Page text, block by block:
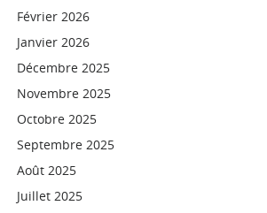
Février 2026
Janvier 2026
Décembre 2025
Novembre 2025
Octobre 2025
Septembre 2025
Août 2025
Juillet 2025